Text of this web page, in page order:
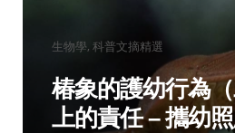
分
類：
生物學 科普文摘精選
椿象的護幼行為
上的責任 – 攜幼